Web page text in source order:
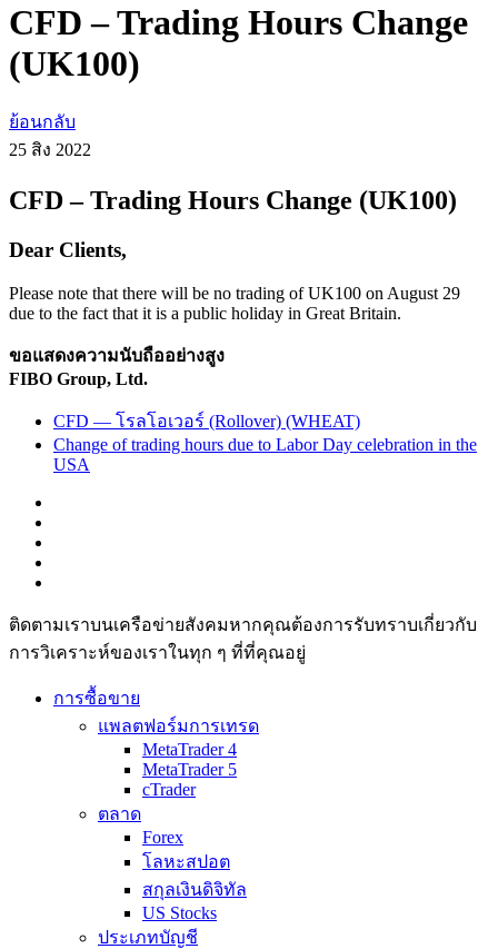
CFD – Trading Hours Change
(UK100)
ย้อนกลับ
25 สิง 2022
CFD – Trading Hours Change (UK100)
Dear Clients,
Please note that there will be no trading of UK100 on August 29
due to the fact that it is a public holiday in Great Britain.
ขอแสดงความนับถืออย่างสูง
FIBO Group, Ltd.
CFD — โรลโอเวอร์ (Rollover) (WHEAT)
Change of trading hours due to Labor Day celebration in the
USA
ติดตามเราบนเครือข่ายสังคมหากคุณต้องการรับทราบเกี่ยวกับ
การวิเ­คราะห์ของเราในทุก ๆ ที่ที่คุณอยู่
การซื้อขาย
แพลตฟอร์มการเทรด
MetaTrader 4
MetaTrader 5
cTrader
ตลาด
Forex
โลหะสปอต
สกุลเงินดิจิทัล
US Stocks
ประเภทบัญชี